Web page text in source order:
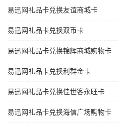
易迅网礼品卡兑换友谊商城卡
易迅网礼品卡兑换双币卡
易迅网礼品卡兑换锦辉商城购物卡
易迅网礼品卡兑换利群金卡
易迅网礼品卡兑换佳世客永旺卡
易迅网礼品卡兑换海信广场购物卡